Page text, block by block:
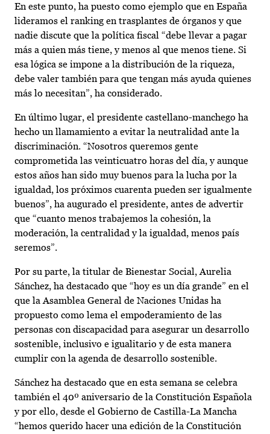
En este punto, ha puesto como ejemplo que en España
lideramos el ranking en trasplantes de órganos y que
nadie discute que la política fiscal “debe llevar a pagar
más a quien más tiene, y menos al que menos tiene. Si
esa lógica se impone a la distribución de la riqueza,
debe valer también para que tengan más ayuda quienes
más lo necesitan”, ha considerado.
En último lugar, el presidente castellano-manchego ha
hecho un llamamiento a evitar la neutralidad ante la
discriminación. “Nosotros queremos gente
comprometida las veinticuatro horas del día, y aunque
estos años han sido muy buenos para la lucha por la
igualdad, los próximos cuarenta pueden ser igualmente
buenos”, ha augurado el presidente, antes de advertir
que “cuanto menos trabajemos la cohesión, la
moderación, la centralidad y la igualdad, menos país
seremos”.
Por su parte, la titular de Bienestar Social, Aurelia
Sánchez, ha destacado que “hoy es un día grande” en el
que la Asamblea General de Naciones Unidas ha
propuesto como lema el empoderamiento de las
personas con discapacidad para asegurar un desarrollo
sostenible, inclusivo e igualitario y de esta manera
cumplir con la agenda de desarrollo sostenible.
Sánchez ha destacado que en esta semana se celebra
también el 40º aniversario de la Constitución Española
y por ello, desde el Gobierno de Castilla-La Mancha
“hemos querido hacer una edición de la Constitución